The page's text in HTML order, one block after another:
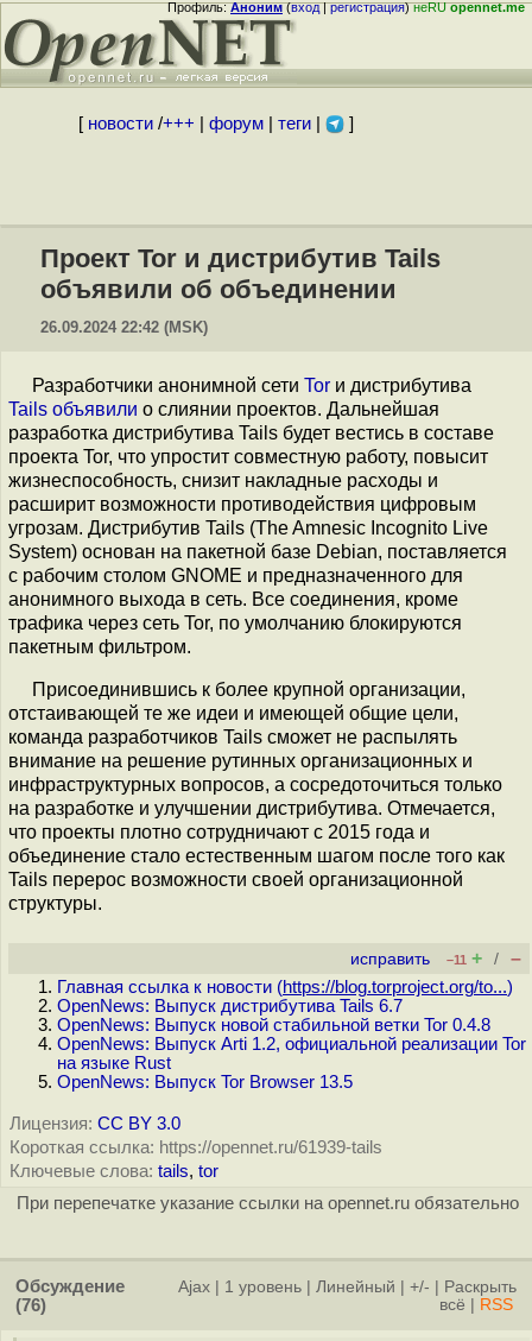
Профиль:Аноним(вход|регистрация)неRUopennet.me
[ новости/+++ форум| теги| ]
Проект Tor и дистрибутив Tails
объявили об объединении
26.09.2024 22:42 (MSK)
Разработчики анонимной сети Tor и дистрибутива
Tails объявили о слиянии проектов. Дальнейшая
разработка дистрибутива Tails будет вестись в составе
проекта Tor, что упростит совместную работу, повысит
жизнеспособность, снизит накладные расходы и
расширит возможности противодействия цифровым
угрозам. Дистрибутив Tails (The Amnesic Incognito Live
System) основан на пакетной базе Debian, поставляется
с рабочим столом GNOME и предназначенного для
анонимного выхода в сеть. Все соединения, кроме
трафика через сеть Tor, по умолчанию блокируются
пакетным фильтром.
Присоединившись к более крупной организации,
отстаивающей те же идеи и имеющей общие цели,
команда разработчиков Tails сможет не распылять
внимание на решение рутинных организационных и
инфраструктурных вопросов, а сосредоточиться только
на разработке и улучшении дистрибутива. Отмечается,
что проекты плотно сотрудничают с 2015 года и
объединение стало естественным шагом после того как
Tails перерос возможности своей организационной
структуры.
исправить –11 + / –
Главная ссылка к новости (https://blog.torproject.org/to...)
OpenNews: Выпуск дистрибутива Tails 6.7
OpenNews: Выпуск новой стабильной ветки Tor 0.4.8
OpenNews: Выпуск Arti 1.2, официальной реализации Tor
на языке Rust
OpenNews: Выпуск Tor Browser 13.5
Лицензия: CC BY 3.0
Короткая ссылка: https://opennet.ru/61939-tails
Ключевые слова: tails, tor
При перепечатке указание ссылки на opennet.ru обязательно
Обсуждение
(76)
Ajax 1 уровень Линейный +/-
Раскрыть
всё
RSS